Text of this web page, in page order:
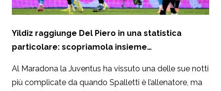
Yildiz raggiunge Del Piero in una statistica
particolare: scopriamola insieme…
Al Maradona la Juventus ha vissuto una delle sue notti
più complicate da quando Spalletti è l’allenatore, ma